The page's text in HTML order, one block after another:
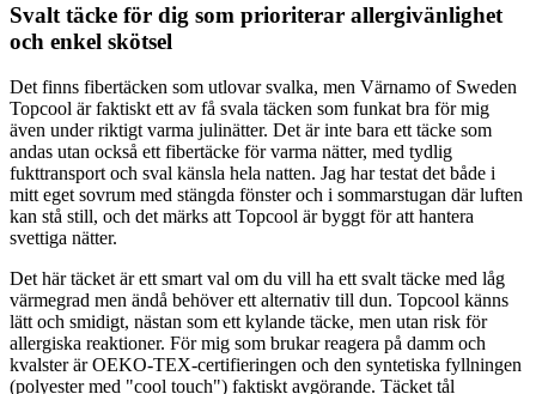
Svalt täcke för dig som prioriterar allergivänlighet
och enkel skötsel
Det finns fibertäcken som utlovar svalka, men Värnamo of Sweden
Topcool är faktiskt ett av få svala täcken som funkat bra för mig
även under riktigt varma julinätter. Det är inte bara ett täcke som
andas utan också ett fibertäcke för varma nätter, med tydlig
fukttransport och sval känsla hela natten. Jag har testat det både i
mitt eget sovrum med stängda fönster och i sommarstugan där luften
kan stå still, och det märks att Topcool är byggt för att hantera
svettiga nätter.
Det här täcket är ett smart val om du vill ha ett svalt täcke med låg
värmegrad men ändå behöver ett alternativ till dun. Topcool känns
lätt och smidigt, nästan som ett kylande täcke, men utan risk för
allergiska reaktioner. För mig som brukar reagera på damm och
kvalster är OEKO-TEX-certifieringen och den syntetiska fyllningen
(polyester med "cool touch") faktiskt avgörande. Täcket tål